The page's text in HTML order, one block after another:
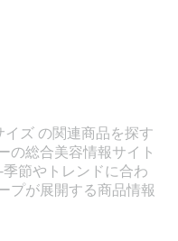
ズ の関連商品を探す
の総合美容情報サイト
節やトレンドに合わ
プが展開する商品情報